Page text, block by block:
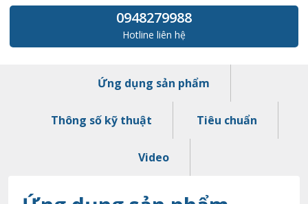
0948279988
Hotline liên hệ
Ứng dụng sản phẩm
Thông số kỹ thuật Tiêu chuẩn
Video